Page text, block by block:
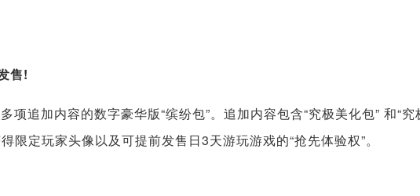
售!
追加内容的数字豪华版“缤纷包”。追加内容包含“究极美化包” 和“究
限定玩家头像以及可提前发售日3天游玩游戏的“抢先体验权”。